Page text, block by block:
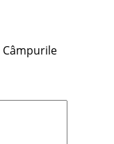
Câmpurile